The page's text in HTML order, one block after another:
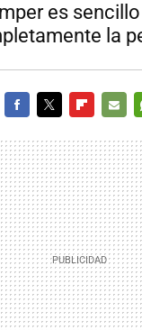
es
la
MAIL